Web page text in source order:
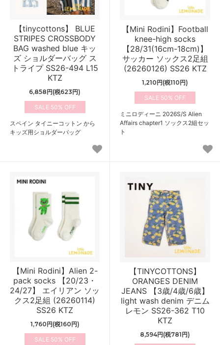
【tinycottons】 BLUE
STRIPES CROSSBODY
BAG washed blue キッ
ズ ショルダーバッグ ス
トライプ SS26-494 L15
KTZ
6,858円(税623円)
50%
スペイン タイニーコットン から
キッズ用ショルダーバッグ
【Mini Rodini】Football
knee-high socks
【28/31(16cm-18cm)】
サッカー ソックス2足組
(26260126) SS26 KTZ
1,210円(税110円)
50%
ミニロディーニ 2026S/S Alien
Affairs chapter1 ソックス2組セッ
ト
【Mini Rodini】Alien 2-
pack socks 【20/23・
24/27】 エイリアン ソッ
クス2足組 (26260114)
SS26 KTZ
1,760円(税160円)
50%
【TINYCOTTONS】
ORANGES DENIM
JEANS 【3歳/4歳/6歳】
light wash denim デニム
レモン SS26-362 T10
KTZ
8,594円(税781円)